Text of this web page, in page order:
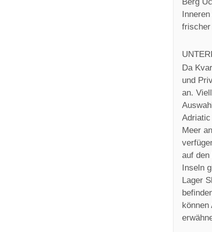
frischer
Da
und
an.
Meer
auf
Inseln
Lager
können